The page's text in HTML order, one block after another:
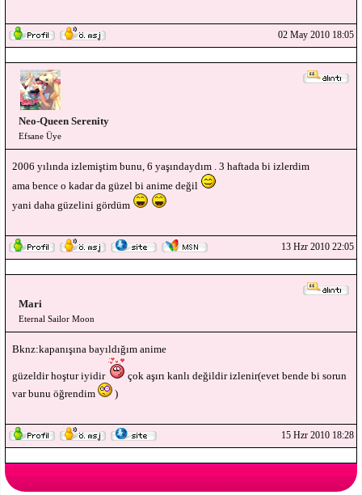
02 May 2010 18:05
Neo-Queen Serenity
Efsane Üye
2006 yılında izlemiştim bunu, 6 yaşındaydım . 3 haftada bi izlerdim
ama bence o kadar da güzel bi anime değil
yani daha güzelini gördüm
13 Hzr 2010 22:05
Mari
Eternal Sailor Moon
Bknz:kapanışına bayıldığım anime
güzeldir hoştur iyidir
çok aşırı kanlı değildir izlenir(evet bende bi sorun
var bunu öğrendim
)
15 Hzr 2010 18:28